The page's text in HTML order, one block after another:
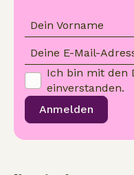
Dein Vorname
Deine E-Mail-
Anmelden
Ich bin mit den
einverstanden.